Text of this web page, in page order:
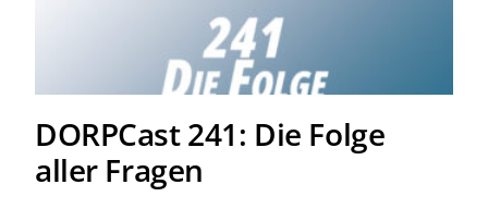
DORPCast 241: Die Folge
aller Fragen